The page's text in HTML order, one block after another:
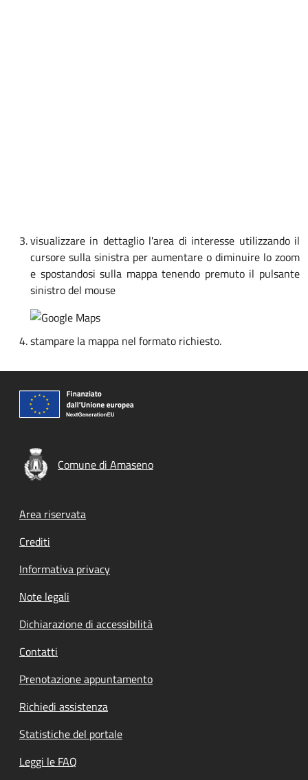
visualizzare in dettaglio l'area di interesse utilizzando il
cursore sulla sinistra per aumentare o diminuire lo zoom
e spostandosi sulla mappa tenendo premuto il pulsante
sinistro del mouse
stampare la mappa nel formato richiesto.
Comune di Amaseno
Footer menu
Area riservata
Crediti
Informativa privacy
Note legali
Dichiarazione di accessibilità
Contatti
Prenotazione appuntamento
Richiedi assistenza
Statistiche del portale
Leggi le FAQ